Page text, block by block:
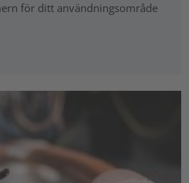
för ditt användningsområde